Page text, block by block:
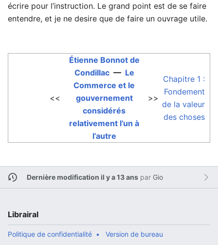
écrire pour l’instruction. Le grand point est de se faire
entendre, et je ne desire que de faire un ouvrage utile.
<<
Étienne Bonnot de
Condillac— Le
Commerce et le
gouvernement
considérés
relativement l’un à
l’autre
>>
Chapitre 1 :
Fondement
de la valeur
des choses
Dernière modification il y a 13 anspar Gio
Librairal
Politique de confidentialité Version de bureau